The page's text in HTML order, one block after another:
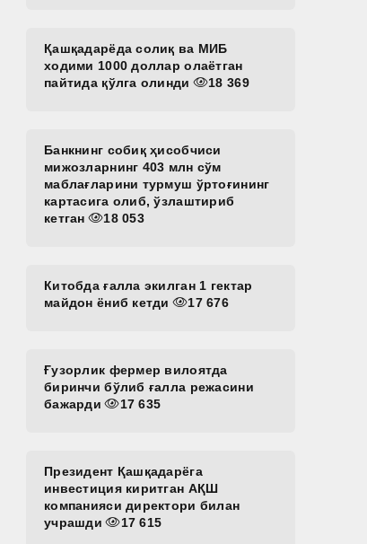
Қашқадарёда солиқ ва МИБ
ходими 1000 доллар олаётган
пайтида қўлга олинди
18 369
Банкнинг собиқ ҳисобчиси
мижозларнинг 403 млн сўм
маблағларини турмуш ўртоғининг
картасига олиб, ўзлаштириб
кетган
18 053
Китобда ғалла экилган 1 гектар
майдон ёниб кетди
17 676
Ғузорлик фермер вилоятда
биринчи бўлиб ғалла режасини
бажарди
17 635
Президент Қашқадарёга
инвестиция киритган АҚШ
компанияси директори билан
учрашди
17 615